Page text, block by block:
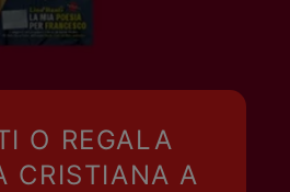
O REGALA
CRISTIANA A